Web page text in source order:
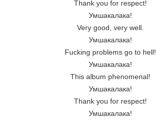
Thank you for respect!
Умшакалака!
Very good, very well.
Умшакалака!
Fucking problems go to hell!
Умшакалака!
This album phenomenal!
Умшакалака!
Thank you for respect!
Умшакалака!